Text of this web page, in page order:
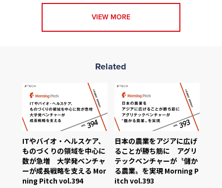
VIEW MORE
Related
ITやバイオ・ヘルスケア、
ものづくりの領域を中心に
数が急増 大学発ベンチャ
ーが成長戦略を支える Mor
ning Pitch vol.394
日本の農業をアジアに広げ
ることが勝ち筋に アグリ
テックベンチャーが〝儲か
る農業〟を実現 Morning P
itch vol.393